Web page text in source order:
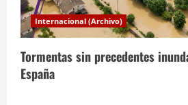
Internacional (Archivo)
Tormentas sin precedentes
España